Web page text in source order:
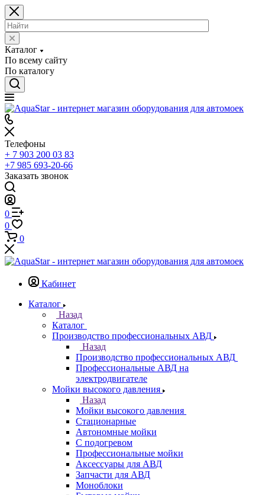
Каталог
По всему сайту
По каталогу
Телефоны
+ 7 903 200 03 83
+7 985 693-20-66
Заказать звонок
0
0
0
Кабинет
Каталог
Назад
Каталог
Производство профессиональных АВД
Назад
Производство профессиональных АВД
Профессиональные АВД на
электродвигателе
Мойки высокого давления
Назад
Мойки высокого давления
Стационарные
Автономные мойки
С подогревом
Профессиональные мойки
Аксессуары для АВД
Запчасти для АВД
Моноблоки